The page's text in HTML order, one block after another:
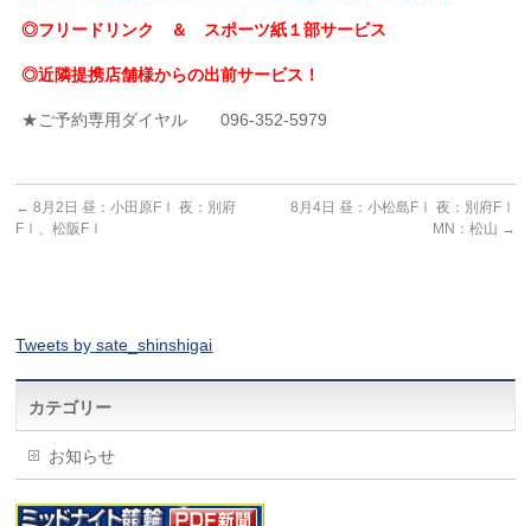
◎フリードリンク ＆ スポーツ紙１部サービス
◎近隣提携店舗様からの出前サービス！
★ご予約専用ダイヤル 096-352-5979
← 8月2日 昼：小田原FⅠ 夜：別府
FⅠ、松阪FⅠ
8月4日 昼：小松島FⅠ 夜：別府FⅠ
MN：松山 →
Tweets by sate_shinshigai
カテゴリー
お知らせ